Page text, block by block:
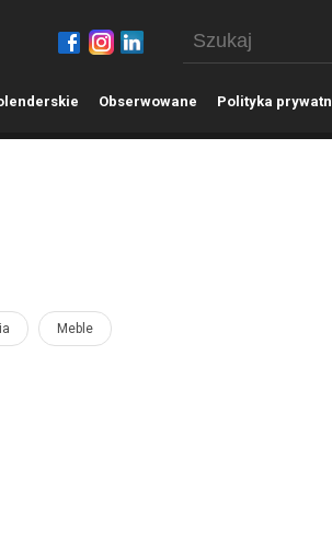
Obserwowane Polityka
Meble